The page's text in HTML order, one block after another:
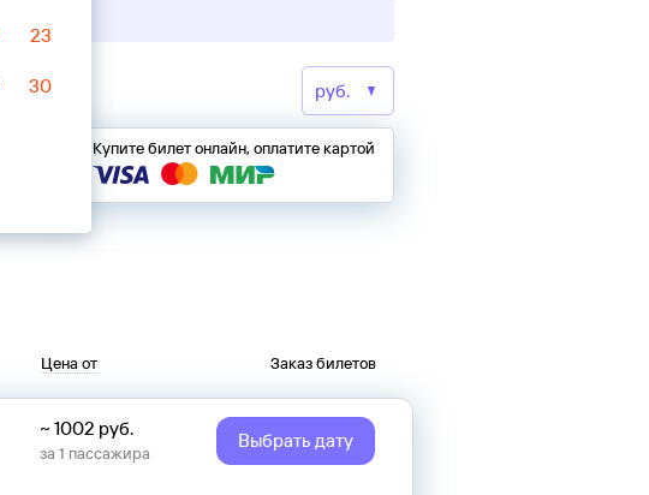
Купите билет онлайн, оплатите картой
Цена от Заказ билетов
~1002 руб.
за1 пассажира
Выбрать дату
23
30